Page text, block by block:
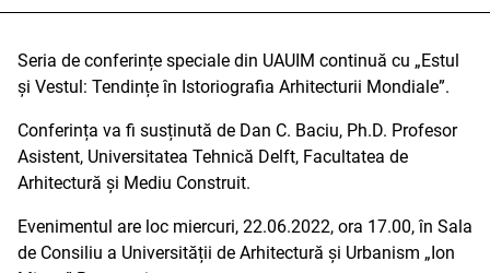
Seria de conferințe speciale din UAUIM continuă cu „Estul
și Vestul: Tendințe în Istoriografia Arhitecturii Mondiale”.
Conferința va fi susținută de Dan C. Baciu, Ph.D. Profesor
Asistent, Universitatea Tehnică Delft, Facultatea de
Arhitectură și Mediu Construit.
Evenimentul are loc miercuri, 22.06.2022, ora 17.00, în Sala
de Consiliu a Universității de Arhitectură și Urbanism „Ion